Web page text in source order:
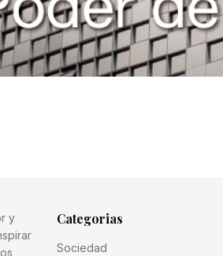
y
Categorias
Sociedad